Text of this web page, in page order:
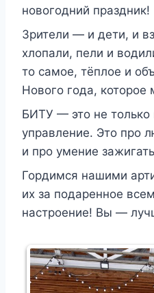
новогодний праздник!
Зрители — и дети, и
хлопали, пели и
то самое, тёплое и
Нового года,
БИТУ — это не только
управление. Это про
и про умение
Гордимся нашими
их за подаренное
настроение! Вы —